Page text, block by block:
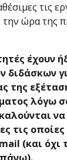
τις
ώρα της
έχουν
διδάσκων
της
λόγω
τις
(και όχι